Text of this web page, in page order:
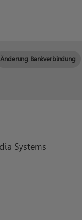
Änderung Bankverbindung